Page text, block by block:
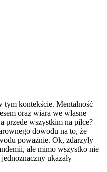
tym kontekście. Mentalność
oraz wiara we własne
przede wszystkim na piłce?
dowodu na to, że
poważnie. Ok, zdarzyły
ale mimo wszystko nie
ukazały